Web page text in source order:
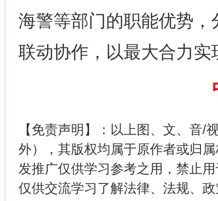
海警等部门的职能优势，
联动协作，以最大合力实
【免责声明】：以上图、文、音/
外），其版权均属于原作者或归
发推广仅供学习参考之用，禁止
仅供交流学习了解法律、法规、
谢